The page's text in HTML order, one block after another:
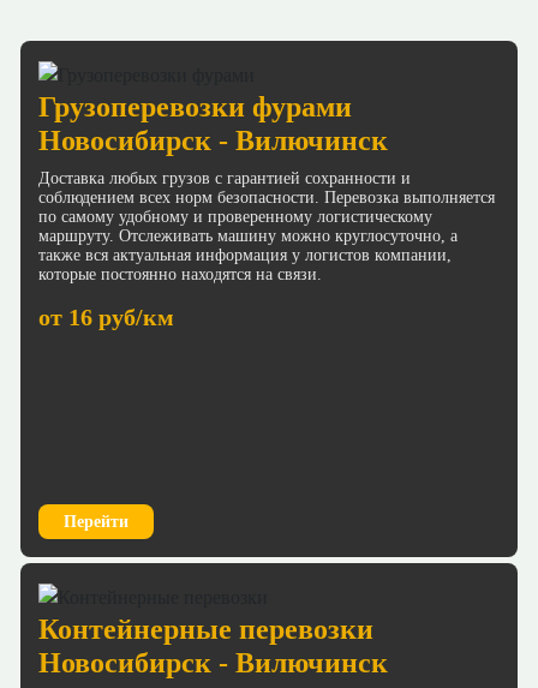
Грузоперевозки фурами
Новосибирск - Вилючинск
Доставка любых грузов с гарантией сохранности и
соблюдением всех норм безопасности. Перевозка выполняется
по самому удобному и проверенному логистическому
маршруту. Отслеживать машину можно круглосуточно, а
также вся актуальная информация у логистов компании,
которые постоянно находятся на связи.
от 16 руб/км
Перейти
Контейнерные перевозки
Новосибирск - Вилючинск